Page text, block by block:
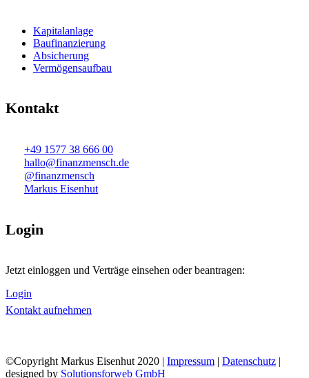
Kapitalanlage
Baufinanzierung
Absicherung
Vermögensaufbau
Kontakt
+49 1577 38 666 00
hallo@finanzmensch.de
@finanzmensch
Markus Eisenhut
Login
Jetzt einloggen und Verträge einsehen oder beantragen:
Login
Kontakt aufnehmen
©Copyright Markus Eisenhut 2020 | Impressum | Datenschutz |
designed by Solutionsforweb GmbH